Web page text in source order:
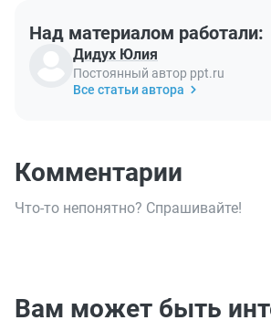
Над материалом работали:
Дидух Юлия
Постоянный автор ppt.ru
Все статьи автора
Комментарии
Что-то непонятно? Спрашивайте!
Вам может быть